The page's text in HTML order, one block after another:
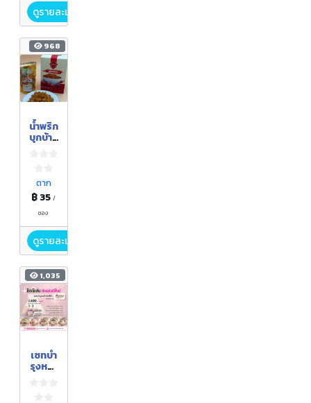
ดูรายละเอียด
968
น้ำพริก
บุกบ้าน
ตาก
฿ 35/
ซอง
ดูรายละเอียด
1,035
เซทบำ
รุงหน้า